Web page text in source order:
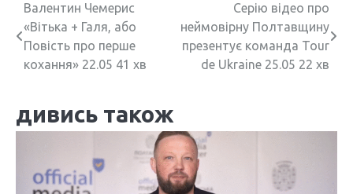
Н
а
в
г
Валентин Чемерис
«Вітька + Галя, або
Повість про перше
кохання» 22.05 41 хв
Серію відео про
неймовірну Полтавщину
презентує команда Tour
de Ukraine 25.05 22 хв
дивись також